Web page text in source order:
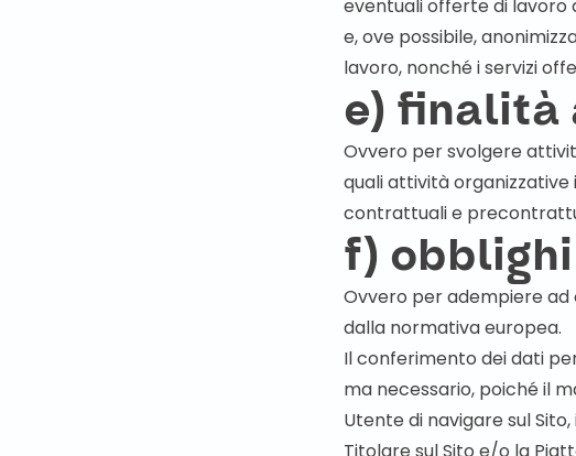
eventuali offerte di lavoro
e, ove possibile,
lavoro, nonché i servizi
e)
Ovvero per svolgere
quali attività
contrattuali e
f)
Ovvero per adempiere ad
dalla normativa europea.
Il conferimento dei dati
ma necessario, poiché il
Utente di navigare sul